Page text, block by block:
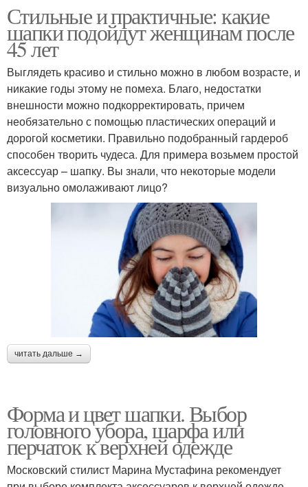
Стильные и практичные: какие
шапки подойдут женщинам после
45 лет
Выглядеть красиво и стильно можно в любом возрасте, и
никакие годы этому не помеха. Благо, недостатки
внешности можно подкорректировать, причем
необязательно с помощью пластических операций и
дорогой косметики. Правильно подобранный гардероб
способен творить чудеса. Для примера возьмем простой
аксессуар – шапку. Вы знали, что некоторые модели
визуально омолаживают лицо?
читать дальше →
Форма и цвет шапки. Выбор
головного убора, шарфа или
перчаток к верхней одежде
Московский стилист Марина Мустафина рекомендует